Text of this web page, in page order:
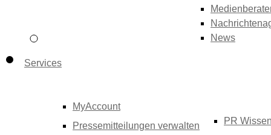
News
Services
MyAccount
Pressemitteilungen verwalten
PR